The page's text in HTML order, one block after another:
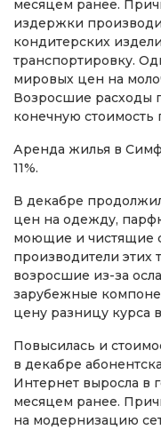
месяцем ранее.
издержки
кондитерских
транспортировку.
мировых цен на
Возросшие расходы
конечную стоимость
Аренда жилья в
11%.
В декабре
цен на одежду,
моющие и чистящие
производители этих
возросшие из-за
зарубежные
цену разницу курса
Повысилась и
в декабре
Интернет выросла в
месяцем ранее.
на модернизацию